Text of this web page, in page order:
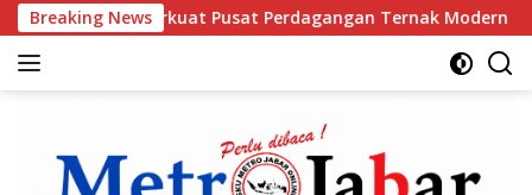
Langsung
ke
konten
Breaking News
Pusat Perdagangan Ternak Modern Orang Tua